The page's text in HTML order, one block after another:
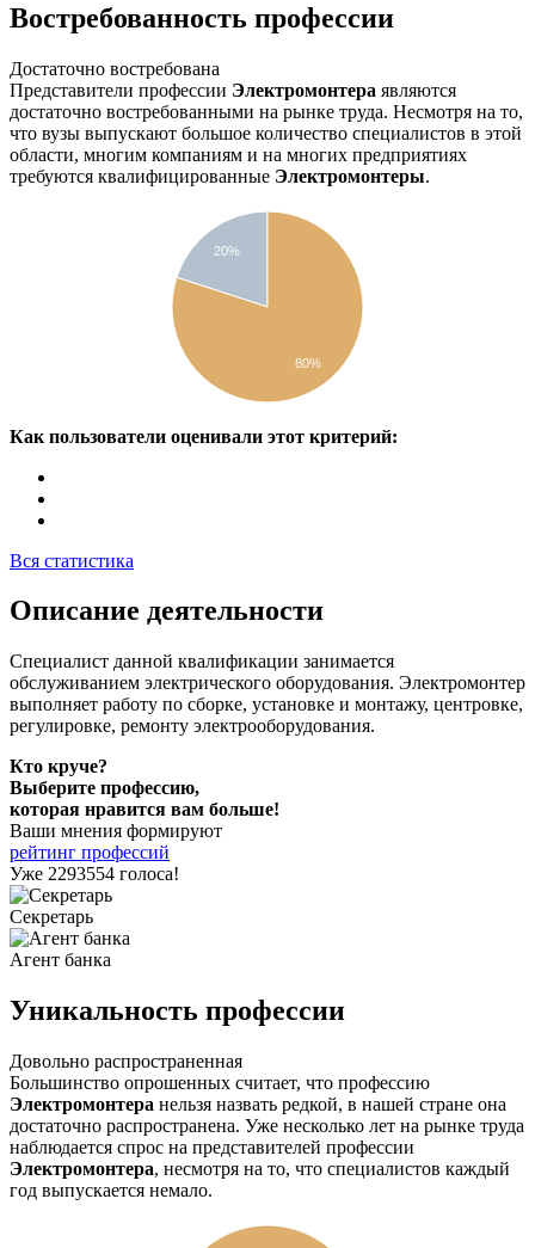
Востребованность профессии
Достаточно востребована
Представители профессии Электромонтера являются
достаточно востребованными на рынке труда. Несмотря на то,
что вузы выпускают большое количество специалистов в этой
области, многим компаниям и на многих предприятиях
требуются квалифицированные Электромонтеры.
20%
80%
Как пользователи оценивали этот критерий:
Вся статистика
Описание деятельности
Специалист данной квалификации занимается
обслуживанием электрического оборудования. Электромонтер
выполняет работу по сборке, установке и монтажу, центровке,
регулировке, ремонту электрооборудования.
Кто круче?
Выберите профессию,
которая нравится вам больше!
Ваши мнения формируют
рейтинг профессий
Уже 2293554 голоса!
Секретарь
Агент банка
Уникальность профессии
Довольно распространенная
Большинство опрошенных считает, что профессию
Электромонтера нельзя назвать редкой, в нашей стране она
достаточно распространена. Уже несколько лет на рынке труда
наблюдается спрос на представителей профессии
Электромонтера, несмотря на то, что специалистов каждый
год выпускается немало.